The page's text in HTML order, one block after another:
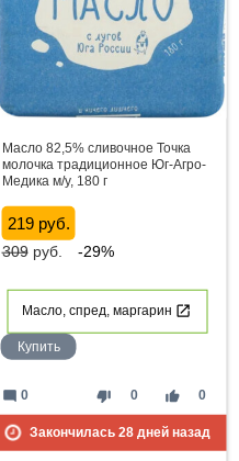
Масло 82,5% сливочное Точка
молочка традиционное Юг-Агро-
Медика м/у, 180 г
219 руб.
309руб. -29%
Масло, спред, маргарин
Купить
thumb_down 0 thumb_up 0
mode_comment 0
Закончилась 28дней назад